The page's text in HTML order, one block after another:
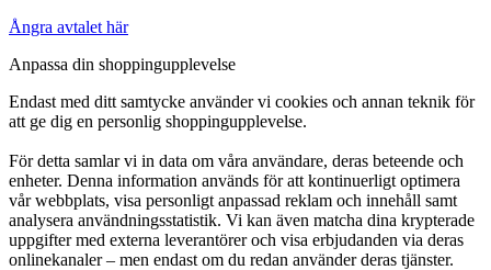
Ångra avtalet här
Anpassa din shoppingupplevelse
Endast med ditt samtycke använder vi cookies och annan teknik för
att ge dig en personlig shoppingupplevelse.
För detta samlar vi in data om våra användare, deras beteende och
enheter. Denna information används för att kontinuerligt optimera
vår webbplats, visa personligt anpassad reklam och innehåll samt
analysera användningsstatistik. Vi kan även matcha dina krypterade
uppgifter med externa leverantörer och visa erbjudanden via deras
onlinekanaler – men endast om du redan använder deras tjänster.